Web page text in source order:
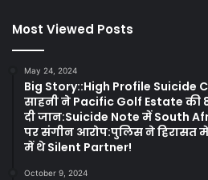
Most Viewed Posts
May 24, 2024
Big Story::High Profile Suicide
साहनी ने Pacific Golf Estate
दी जान:Suicide Note में South
पर संगीन आरोप:पुलिस ने हिरासत
में थे Silent Partner!
October 9, 2024